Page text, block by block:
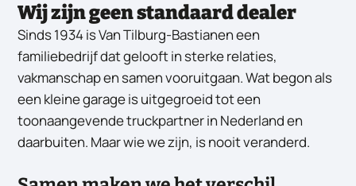
Wij zijn geen standaard dealer
Sinds 1934 is Van Tilburg-Bastianen een
familiebedrijf dat gelooft in sterke relaties,
vakmanschap en samen vooruitgaan. Wat begon als
een kleine garage is uitgegroeid tot een
toonaangevende truckpartner in Nederland en
daarbuiten. Maar wie we zijn, is nooit veranderd.